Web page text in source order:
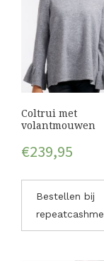
Coltrui met
volantmouwen
€239,95
Bestellen bij